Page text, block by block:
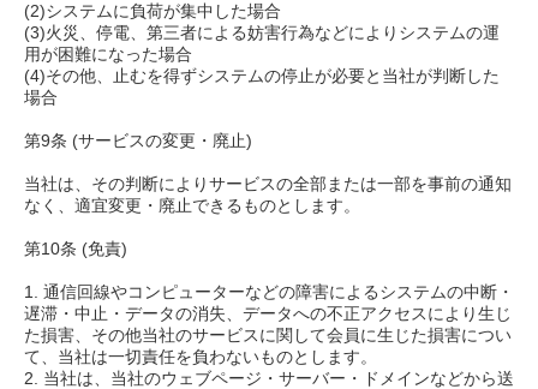
(2)システムに負荷が集中した場合
(3)火災、停電、第三者による妨害行為などによりシステムの運
用が困難になった場合
(4)その他、止むを得ずシステムの停止が必要と当社が判断した
場合
第9条 (サービスの変更・廃止)
当社は、その判断によりサービスの全部または一部を事前の通知
なく、適宜変更・廃止できるものとします。
第10条 (免責)
1. 通信回線やコンピューターなどの障害によるシステムの中断・
遅滞・中止・データの消失、データへの不正アクセスにより生じ
た損害、その他当社のサービスに関して会員に生じた損害につい
て、当社は一切責任を負わないものとします。
2. 当社は、当社のウェブページ・サーバー・ドメインなどから送